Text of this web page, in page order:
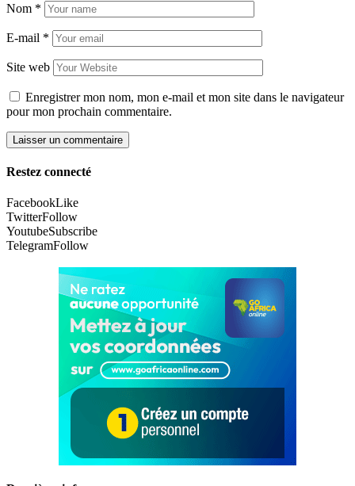
Nom *
E-mail *
Site web
Enregistrer mon nom, mon e-mail et mon site dans le navigateur
pour mon prochain commentaire.
Restez connecté
FacebookLike
TwitterFollow
YoutubeSubscribe
TelegramFollow